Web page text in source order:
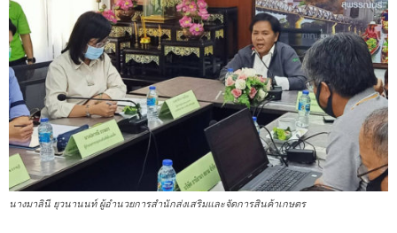
นางมาลินี ยุวนานนท์ ผู้อำนวยการสำนักส่งเสริมและจัดการสินค้าเกษตร